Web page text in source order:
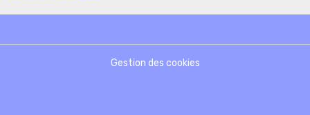
Gestion des cookies